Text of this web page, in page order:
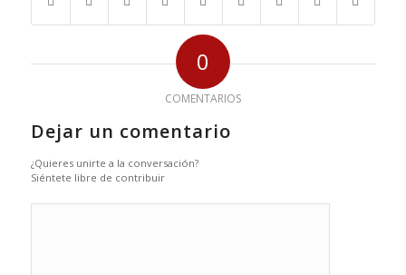
0
COMENTARIOS
Dejar un comentario
¿Quieres unirte a la conversación?
Siéntete libre de contribuir